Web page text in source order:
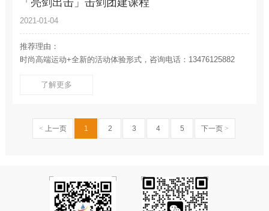
2021-01-04
推荐理由：
时尚高端运动+全新的活动体验形式，咨询电话：13476125882
了解更多
< 上一页 1 2 3 4 5 下一页 >